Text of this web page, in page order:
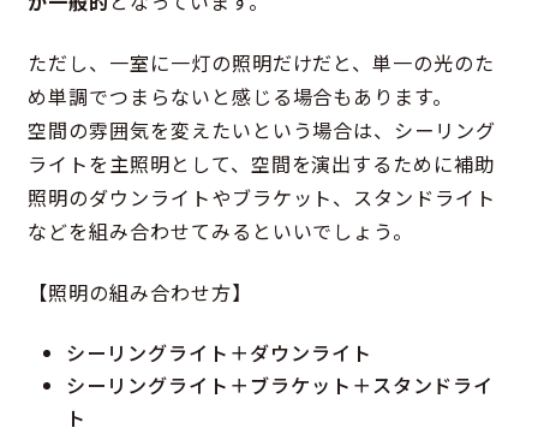
ただし、一室に一灯の照明だけだと、単一の光のた
め単調でつまらないと感じる場合もあります。
空間の雰囲気を変えたいという場合は、シーリング
ライトを主照明として、空間を演出するために補助
照明のダウンライトやブラケット、スタンドライト
などを組み合わせてみるといいでしょう。
【照明の組み合わせ方】
シーリングライト＋ダウンライト
シーリングライト＋ブラケット＋スタンドライ
ト